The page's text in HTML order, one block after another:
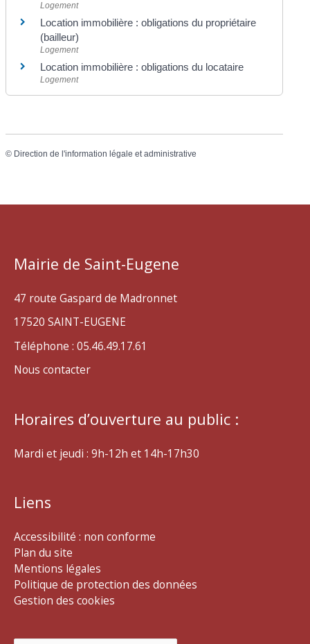
Logement
Location immobilière : obligations du propriétaire
(bailleur)
Logement
Location immobilière : obligations du locataire
Logement
© Direction de l'information légale et administrative
Mairie de Saint-Eugene
47 route Gaspard de Madronnet
17520 SAINT-EUGENE
Téléphone : 05.46.49.17.61
Nous contacter
Horaires d’ouverture au public :
Mardi et jeudi : 9h-12h et 14h-17h30
Liens
Accessibilité : non conforme
Plan du site
Mentions légales
Politique de protection des données
Gestion des cookies